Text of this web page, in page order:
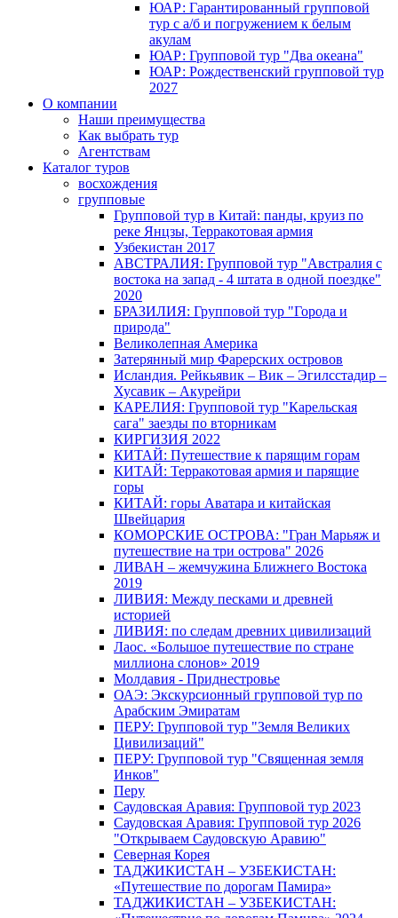
ЮАР: Гарантированный групповой
тур с а/б и погружением к белым
акулам
ЮАР: Групповой тур "Два океана"
ЮАР: Рождественский групповой тур
2027
О компании
Наши преимущества
Как выбрать тур
Агентствам
Каталог туров
восхождения
групповые
Групповой тур в Китай: панды, круиз по
реке Янцзы, Терракотовая армия
Узбекистан 2017
АВСТРАЛИЯ: Групповой тур "Австралия с
востока на запад - 4 штата в одной поездке"
2020
БРАЗИЛИЯ: Групповой тур "Города и
природа"
Великолепная Америка
Затерянный мир Фарерских островов
Исландия. Рейкьявик – Вик – Эгилсстадир –
Хусавик – Акурейри
КАРЕЛИЯ: Групповой тур "Карельская
сага" заезды по вторникам
КИРГИЗИЯ 2022
КИТАЙ: Путешествие к парящим горам
КИТАЙ: Терракотовая армия и парящие
горы
КИТАЙ: горы Аватара и китайская
Швейцария
КОМОРСКИЕ ОСТРОВА: "Гран Марьяж и
путешествие на три острова" 2026
ЛИВАН – жемчужина Ближнего Востока
2019
ЛИВИЯ: Между песками и древней
историей
ЛИВИЯ: по следам древних цивилизаций
Лаос. «Большое путешествие по стране
миллиона слонов» 2019
Молдавия - Приднестровье
ОАЭ: Экскурсионный групповой тур по
Арабским Эмиратам
ПЕРУ: Групповой тур "Земля Великих
Цивилизаций"
ПЕРУ: Групповой тур "Священная земля
Инков"
Перу
Саудовская Аравия: Групповой тур 2023
Саудовская Аравия: Групповой тур 2026
"Открываем Саудовскую Аравию"
Северная Корея
ТАДЖИКИСТАН – УЗБЕКИСТАН:
«Путешествие по дорогам Памира»
ТАДЖИКИСТАН – УЗБЕКИСТАН: